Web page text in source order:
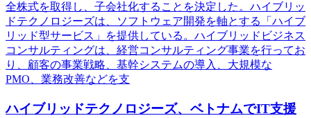
全株式を取得し、子会社化することを決定した。ハイブリッ
ドテクノロジーズは、ソフトウェア開発を軸とする「ハイブ
リッド型サービス」を提供している。ハイブリッドビジネス
コンサルティングは、経営コンサルティング事業を行ってお
り、顧客の事業戦略、基幹システムの導入、大規模な
PMO、業務改善などを支
ハイブリッドテクノロジーズ、ベトナムでIT支援